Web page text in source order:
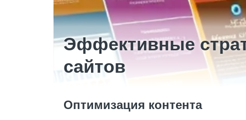
Эффективные
сайтов
Оптимизация контента